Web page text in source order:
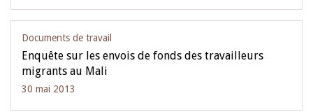
Documents de travail
Enquête sur les envois de fonds des travailleurs
migrants au Mali
30 mai 2013